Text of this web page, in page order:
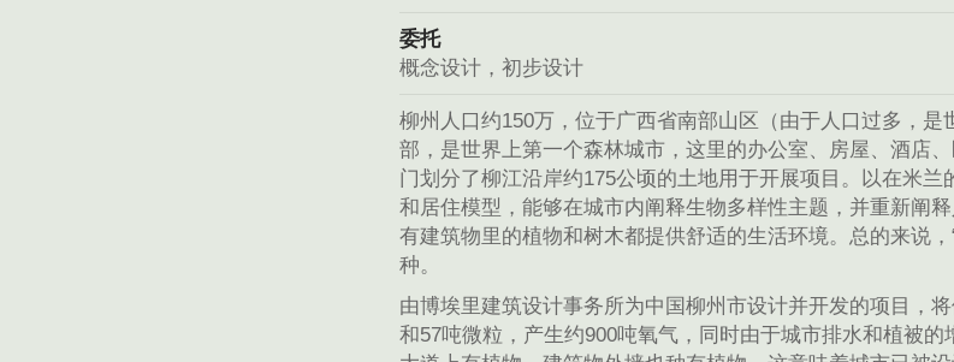
委托
概念设计，初步设计
柳州人口约150万，位于广西省南部山区（由于人口过多，
部，是世界上第一个森林城市，这里的办公室、房屋、酒店
门划分了柳江沿岸约175公顷的土地用于开展项目。以在米
和居住模型，能够在城市内阐释生物多样性主题，并重新阐
有建筑物里的植物和树木都提供舒适的生活环境。总的来说
种。
由博埃里建筑设计事务所为中国柳州市设计并开发的项目，
和57吨微粒，产生约900吨氧气，同时由于城市排水和植被